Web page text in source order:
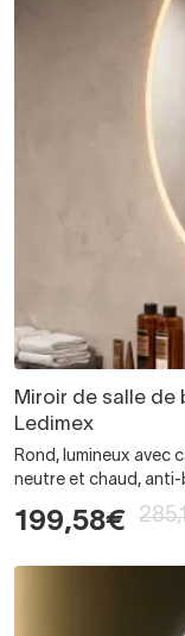
Miroir de salle de
Ledimex
Rond, lumineux avec
neutre et chaud, anti-
199,58€